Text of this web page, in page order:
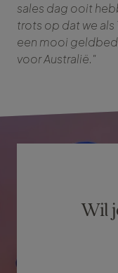
sales dag ooit
trots op dat we
een mooi
voor Australië."
Wil